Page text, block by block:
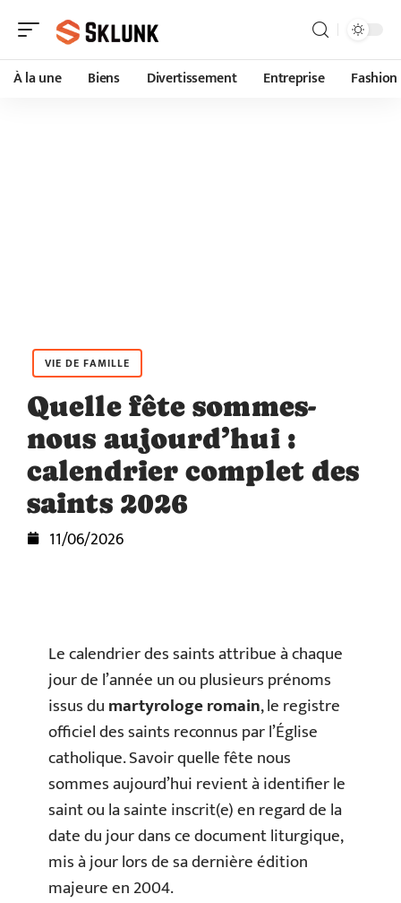
À la une Biens Divertissement Entreprise Fashion
VIE DE FAMILLE
Quelle fête sommes-
nous aujourd’hui :
calendrier complet des
saints 2026
11/06/2026
Le calendrier des saints attribue à chaque
jour de l’année un ou plusieurs prénoms
issus dumartyrologe romain, le registre
officiel des saints reconnus par l’Église
catholique. Savoir quelle fête nous
sommes aujourd’hui revient à identifier le
saint ou la sainte inscrit(e) en regard de la
date du jour dans ce document liturgique,
mis à jour lors de sa dernière édition
majeure en 2004.